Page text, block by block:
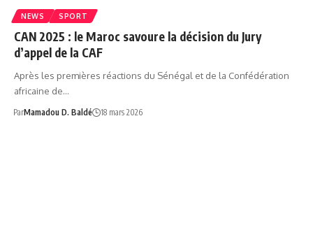
NEWS SPORT
CAN 2025 : le Maroc savoure la décision du Jury
d’appel de la CAF
Après les premières réactions du Sénégal et de la Confédération
africaine de…
ParMamadou D. Baldé 18 mars 2026